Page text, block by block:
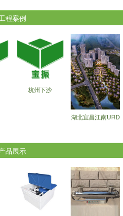
程案例
杭州下沙
湖北宜昌江南URD
品展示